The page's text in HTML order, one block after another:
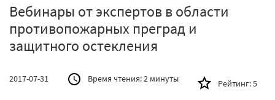
Вебинары от экспертов в области
противопожарных преград и
защитного остекления
2017-07-31 Время чтения:2 минуты Рейтинг:5